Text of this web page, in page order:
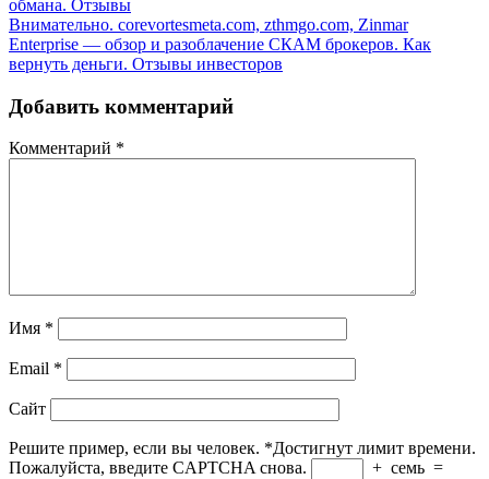
обмана. Отзывы
Внимательно. corevortesmeta.com, zthmgo.com, Zinmar
Enterprise — обзор и разоблачение СКАМ брокеров. Как
вернуть деньги. Отзывы инвесторов
Добавить комментарий
Комментарий *
Имя *
Email *
Сайт
Решите пример, если вы человек. *Достигнут лимит времени.
Пожалуйста, введите CAPTCHA снова.
+ семь =